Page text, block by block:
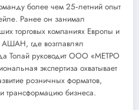
более чем 25‑летний опыт
Ранее он занимал
торговых компаниях Европы и
АШАН, где возглавлял
Толай руководит ООО «МЕТРО
экспертиза охватывает
розничных форматов,
трансформацию бизнеса.